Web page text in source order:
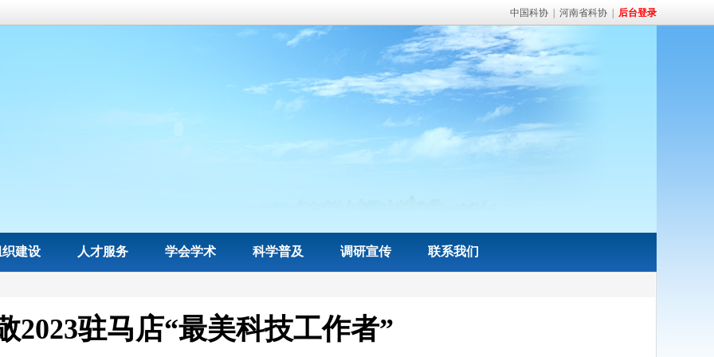
中国科协 河南省科协 后台登录
织建设 人才服务 学会学术 科学普及 调研宣传 联系我们
2023驻马店“最美科技工作者”